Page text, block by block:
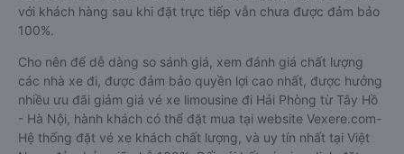
với khách hàng sau khi đặt trực tiếp vẫn chưa được đảm bảo
100%.
Cho nên để dễ dàng so sánh giá, xem đánh giá chất lượng
các nhà xe đi, được đảm bảo quyền lợi cao nhất, được hưởng
nhiều ưu đãi giảm giá vé xe limousine đi Hải Phòng từ Tây Hồ
- Hà Nội, hành khách có thể đặt mua tại website Vexere.com-
Hệ thống đặt vé xe khách chất lượng, và uy tín nhất tại Việt